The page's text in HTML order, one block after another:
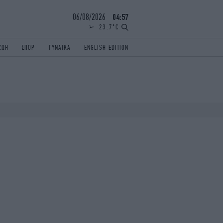
06/08/2026 04:57
23.7°C
ΣΠΟΡ ΓΥΝΑΙΚΑ ENGLISH EDITION